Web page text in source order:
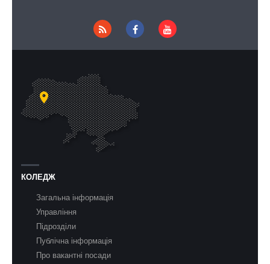
КОЛЕДЖ
Загальна інформація
Управління
Підрозділи
Публічна інформація
Про вакантні посади